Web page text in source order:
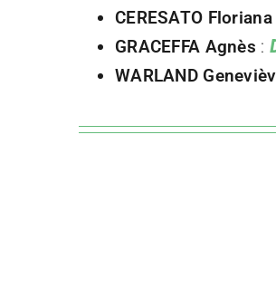
CERESATO Floriana
GRACEFFA Agnès :
WARLAND